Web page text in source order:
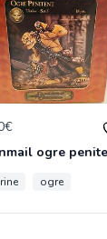
ogre
ogre